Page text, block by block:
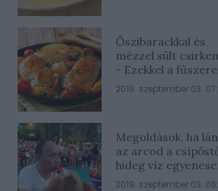
Őszibarackkal és
mézzel sült
- Ezekkel a
lesz a legfinomabb
2019. szeptember 03.
Megoldások, ha
az arcod a
hideg víz
rossz ötlet
2019. szeptember 03.